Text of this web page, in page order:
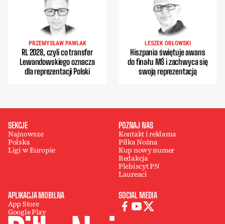
PRZEMYSŁAW PAWLAK
RL 2028, czyli co transfer
Lewandowskiego oznacza
dla reprezentacji Polski
LESZEK ORŁOWSKI
Hiszpania świętuje awans
do finału MŚ i zachwyca się
swoją reprezentacją
SEKCJE
Najnowsze
Polska
Ligi w Europie
POZNAJ NAS
Kontakt i reklama
Piłka Nożna
Kup nowy numer
Redakcja
Plebiscyt PN
Laureaci
APLIKACJA MOBILNA
App Store
Google Play
SOCIAL MEDIA